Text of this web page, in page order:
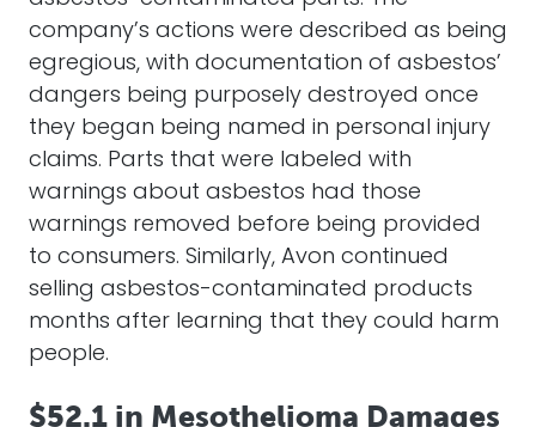
$52.1 in Mesothelioma Damages
Sends a Powerful Message
After the jury awarded the mesothelioma
victim monetary damages of $40 million, her
attorneys asked that the amount of punitive
damages be set high enough that it would
send a powerful message to the multi-
million dollar companies. In response, the
jury added $10.3 million to the amount that
the company has to pay. Avon is
and the remaining 10% will be paid by